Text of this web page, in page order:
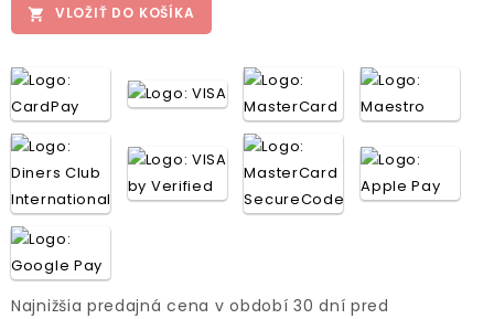
 VLOŽIŤ DO KOŠÍKA
Najnižšia predajná cena v období 30 dní pred